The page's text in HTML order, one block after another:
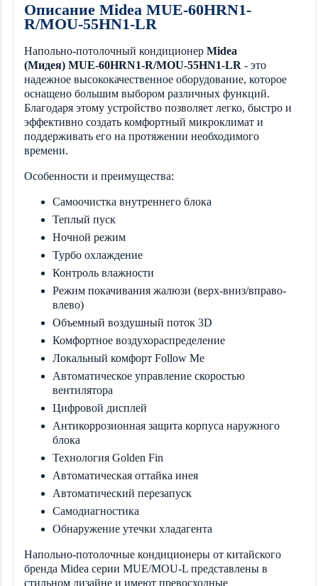
Описание Midea MUE-60HRN1-
R/MOU-55HN1-LR
Напольно-потолочный кондиционер Midea
(Мидея) MUE-60HRN1-R/MOU-55HN1-LR - это
надежное высококачественное оборудование, которое
оснащено большим выбором различных функций.
Благодаря этому устройство позволяет легко, быстро и
эффективно создать комфортный микроклимат и
поддерживать его на протяжении необходимого
времени.
Особенности и преимущества:
Самоочистка внутреннего блока
Теплый пуск
Ночной режим
Турбо охлаждение
Контроль влажности
Режим покачивания жалюзи (верх-вниз/вправо-
влево)
Объемный воздушный поток 3D
Комфортное воздухораспределение
Локальный комфорт Follow Me
Автоматическое управление скоростью
вентилятора
Цифровой дисплей
Антикоррозионная защита корпуса наружного
блока
Технология Golden Fin
Автоматическая оттайка инея
Автоматический перезапуск
Самодиагностика
Обнаружение утечки хладагента
Напольно-потолочные кондиционеры от китайского
бренда Midea серии MUE/MOU-L представлены в
стильном дизайне и имеют превосходные